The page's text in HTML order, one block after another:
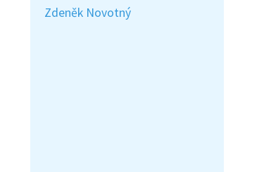
Zdeněk Novotný